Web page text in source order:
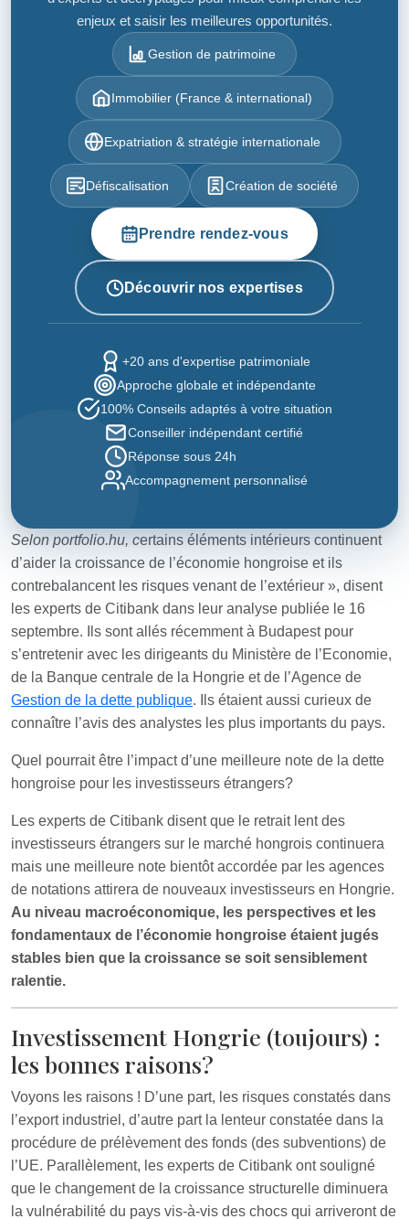
enjeux et saisir les meilleures opportunités.
Gestion de patrimoine
Immobilier (France & international)
Expatriation & stratégie internationale
Défiscalisation Création de société
Prendre rendez-vous
Découvrir nos expertises
+20 ans d'expertise patrimoniale
Approche globale et indépendante
100% Conseils adaptés à votre situation
Conseiller indépendant certifié
Réponse sous 24h
Accompagnement personnalisé
Selon portfolio.hu, certains éléments intérieurs continuent
d’aider la croissance de l’économie hongroise et ils
contrebalancent les risques venant de l’extérieur », disent
les experts de Citibank dans leur analyse publiée le 16
septembre. Ils sont allés récemment à Budapest pour
s’entretenir avec les dirigeants du Ministère de l’Economie,
de la Banque centrale de la Hongrie et de l’Agence de
Gestion de la dette publique. Ils étaient aussi curieux de
connaître l’avis des analystes les plus importants du pays.
Quel pourrait être l’impact d’une meilleure note de la dette
hongroise pour les investisseurs étrangers?
Les experts de Citibank disent que le retrait lent des
investisseurs étrangers sur le marché hongrois continuera
mais une meilleure note bientôt accordée par les agences
de notations attirera de nouveaux investisseurs en Hongrie.
Au niveau macroéconomique, les perspectives et les
fondamentaux de l’économie hongroise étaient jugés
stables bien que la croissance se soit sensiblement
ralentie.
Investissement Hongrie (toujours) :
les bonnes raisons?
Voyons les raisons ! D’une part, les risques constatés dans
l’export industriel, d’autre part la lenteur constatée dans la
procédure de prélèvement des fonds (des subventions) de
l’UE. Parallèlement, les experts de Citibank ont souligné
que le changement de la croissance structurelle diminuera
la vulnérabilité du pays vis-à-vis des chocs qui arriveront de